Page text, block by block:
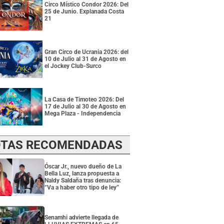
Circo Místico Condor 2026: Del
25 de Junio. Explanada Costa
21
Gran Circo de Ucrania 2026: del
10 de Julio al 31 de Agosto en
el Jockey Club-Surco
La Casa de Timoteo 2026: Del
17 de Julio al 30 de Agosto en
Mega Plaza - Independencia
RECOMENDADAS
Óscar Jr., nuevo dueño de La
Bella Luz, lanza propuesta a
Naldy Saldaña tras denuncia:
“Va a haber otro tipo de ley”
Senamhi advierte llegada de